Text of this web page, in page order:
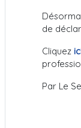
de
Cliquez
Par Le